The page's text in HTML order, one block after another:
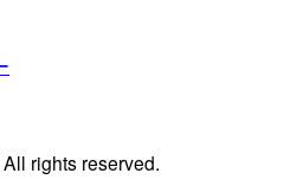
rights reserved.